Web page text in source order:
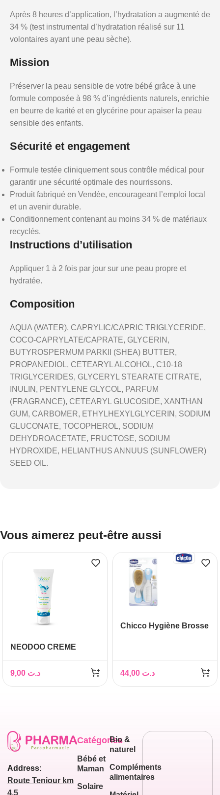
Après 8 heures d’application, l’hydratation a augmenté de
34 % (test instrumental d’hydratation réalisé sur 11
volontaires ayant une peau sèche).
Mission
Préserver la peau sensible de votre bébé grâce à une
formule composée à 98 % d’ingrédients naturels, enrichie
en beurre de karité et en glycérine pour apaiser la peau
sensible des enfants.
Sécurité et engagement
Formule testée cliniquement sous contrôle médical pour
garantir une sécurité optimale des nourrissons.
Produit fabriqué en Vendée, encourageant l’emploi local
et un avenir durable.
Conditionnement contenant au moins 34 % de matériaux
recyclés.
Instructions d’utilisation
Appliquer 1 à 2 fois par jour sur une peau propre et
hydratée.
Composition
AQUA (WATER), CAPRYLIC/CAPRIC TRIGLYCERIDE,
COCO-CAPRYLATE/CAPRATE, GLYCERIN,
BUTYROSPERMUM PARKII (SHEA) BUTTER,
PROPANEDIOL, CETEARYL ALCOHOL, C10-18
TRIGLYCERIDES, GLYCERYL STEARATE CITRATE,
INULIN, PENTYLENE GLYCOL, PARFUM
(FRAGRANCE), CETEARYL GLUCOSIDE, XANTHAN
GUM, CARBOMER, ETHYLHEXYLGLYCERIN, SODIUM
GLUCONATE, TOCOPHEROL, SODIUM
DEHYDROACETATE, FRUCTOSE, SODIUM
HYDROXIDE, HELIANTHUS ANNUUS (SUNFLOWER)
SEED OIL.
Vous aimerez peut-être aussi
NEODOO CREME
د.ت
Chicco Hygiène Brosse
د.ت
Address:
Route Teniour km
4,5
Catégories
Bébé et
Maman
Solaire
Bio &
naturel
Compléments
alimentaires